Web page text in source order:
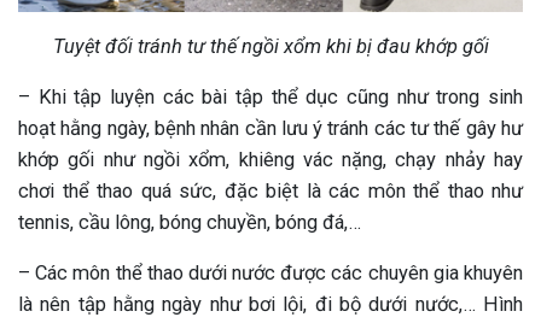
Tuyệt đối tránh tư thế ngồi xổm khi bị đau khớp gối
– Khi tập luyện các bài tập thể dục cũng như trong sinh
hoạt hằng ngày, bệnh nhân cần lưu ý tránh các tư thế gây hư
khớp gối như ngồi xổm, khiêng vác nặng, chạy nhảy hay
chơi thể thao quá sức, đặc biệt là các môn thể thao như
tennis, cầu lông, bóng chuyền, bóng đá,…
– Các môn thể thao dưới nước được các chuyên gia khuyên
là nên tập hằng ngày như bơi lội, đi bộ dưới nước,… Hình